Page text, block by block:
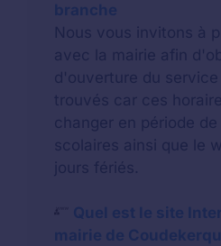
branche
Nous vous invitons à
avec la mairie afin
d'ouverture du
trouvés car ces
changer en période
scolaires ainsi que le
jours fériés.
Quel est le site
mairie de